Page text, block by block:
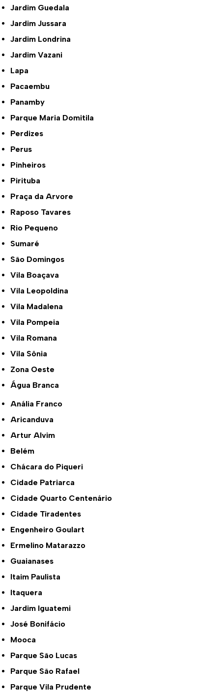
Jardim Guedala
Jardim Jussara
Jardim Londrina
Jardim Vazani
Lapa
Pacaembu
Panamby
Parque Maria Domitila
Perdizes
Perus
Pinheiros
Pirituba
Praça da Arvore
Raposo Tavares
Rio Pequeno
Sumaré
São Domingos
Vila Boaçava
Vila Leopoldina
Vila Madalena
Vila Pompeia
Vila Romana
Vila Sônia
Zona Oeste
Água Branca
Anália Franco
Aricanduva
Artur Alvim
Belém
Chácara do Piqueri
Cidade Patriarca
Cidade Quarto Centenário
Cidade Tiradentes
Engenheiro Goulart
Ermelino Matarazzo
Guaianases
Itaim Paulista
Itaquera
Jardim Iguatemi
José Bonifácio
Mooca
Parque São Lucas
Parque São Rafael
Parque Vila Prudente